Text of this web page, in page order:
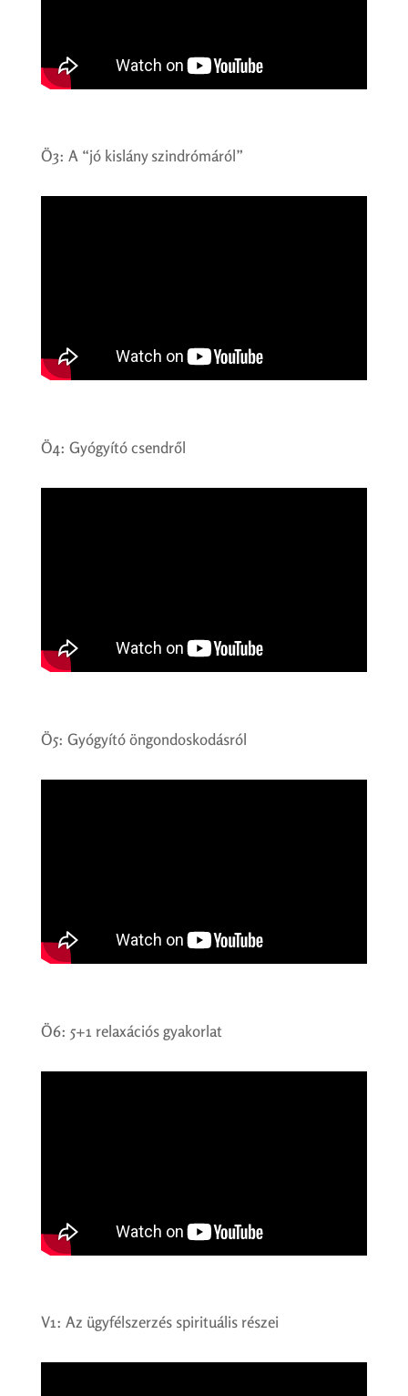
Ö3: A “jó kislány szindrómáról”
Ö4: Gyógyító csendről
Ö5: Gyógyító öngondoskodásról
Ö6: 5+1 relaxációs gyakorlat
V1: Az ügyfélszerzés spirituális részei